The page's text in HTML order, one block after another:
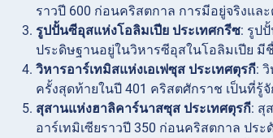
ราวปี 600 ก่อนคริสตกาล การมีอยู่จริงแล
รูปปั้นซีอุสแห่งโอลิมเปีย ประเทศกรีซ: รูป
ประดิษฐานอยู่ในวิหารซีอุสในโอลิมเปีย มี
วิหารอาร์เทมิสแห่งเอเฟซุส ประเทศตุรกี:
ครั้งสุดท้ายในปี 401 คริสตศักราช เป็นที่
สุสานแห่งฮาลิคาร์นาสซุส ประเทศตุรกี: สุ
อาร์เทมิเซียราวปี 350 ก่อนคริสตกาล ป